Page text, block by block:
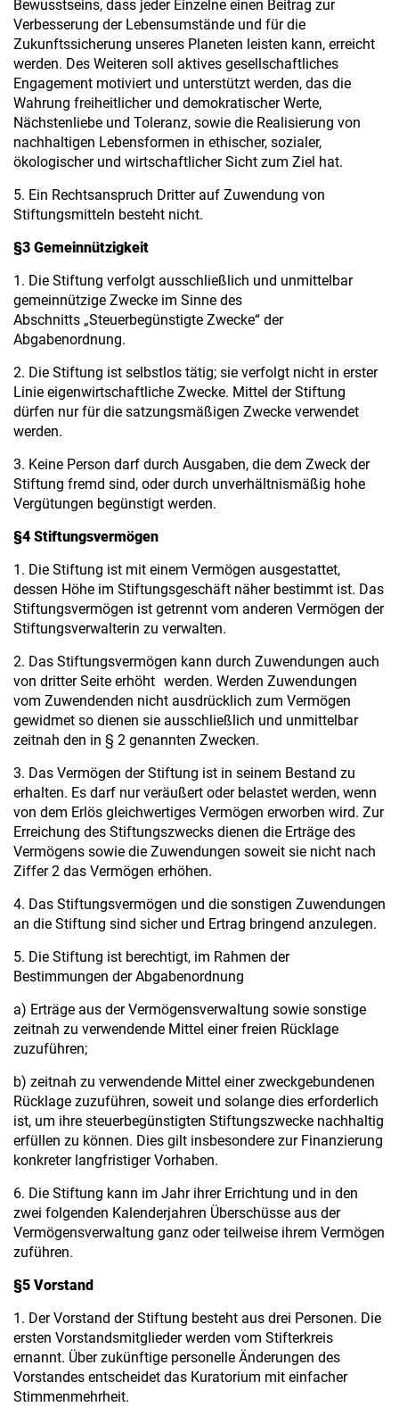
Bewusstseins, dass jeder Einzelne einen Beitrag zur
Verbesserung der Lebensumstände und für die
Zukunftssicherung unseres Planeten leisten kann, erreicht
werden. Des Weiteren soll aktives gesellschaftliches
Engagement motiviert und unterstützt werden, das die
Wahrung freiheitlicher und demokratischer Werte,
Nächstenliebe und Toleranz, sowie die Realisierung von
nachhaltigen Lebensformen in ethischer, sozialer,
ökologischer und wirtschaftlicher Sicht zum Ziel hat.
5. Ein Rechtsanspruch Dritter auf Zuwendung von
Stiftungsmitteln besteht nicht.
§3 Gemeinnützigkeit
1. Die Stiftung verfolgt ausschließlich und unmittelbar
gemeinnützige Zwecke im Sinne des
Abschnitts „Steuerbegünstigte Zwecke“ der
Abgabenordnung.
2. Die Stiftung ist selbstlos tätig; sie verfolgt nicht in erster
Linie eigenwirtschaftliche Zwecke. Mittel der Stiftung
dürfen nur für die satzungsmäßigen Zwecke verwendet
werden.
3. Keine Person darf durch Ausgaben, die dem Zweck der
Stiftung fremd sind, oder durch unverhältnismäßig hohe
Vergütungen begünstigt werden.
§4 Stiftungsvermögen
1. Die Stiftung ist mit einem Vermögen ausgestattet,
dessen Höhe im Stiftungsgeschäft näher bestimmt ist. Das
Stiftungsvermögen ist getrennt vom anderen Vermögen der
Stiftungsverwalterin zu verwalten.
2. Das Stiftungsvermögen kann durch Zuwendungen auch
von dritter Seite erhöht werden. Werden Zuwendungen
vom Zuwendenden nicht ausdrücklich zum Vermögen
gewidmet so dienen sie ausschließlich und unmittelbar
zeitnah den in § 2 genannten Zwecken.
3. Das Vermögen der Stiftung ist in seinem Bestand zu
erhalten. Es darf nur veräußert oder belastet werden, wenn
von dem Erlös gleichwertiges Vermögen erworben wird. Zur
Erreichung des Stiftungszwecks dienen die Erträge des
Vermögens sowie die Zuwendungen soweit sie nicht nach
Ziffer 2 das Vermögen erhöhen.
4. Das Stiftungsvermögen und die sonstigen Zuwendungen
an die Stiftung sind sicher und Ertrag bringend anzulegen.
5. Die Stiftung ist berechtigt, im Rahmen der
Bestimmungen der Abgabenordnung
a) Erträge aus der Vermögensverwaltung sowie sonstige
zeitnah zu verwendende Mittel einer freien Rücklage
zuzuführen;
b) zeitnah zu verwendende Mittel einer zweckgebundenen
Rücklage zuzuführen, soweit und solange dies erforderlich
ist, um ihre steuerbegünstigten Stiftungszwecke nachhaltig
erfüllen zu können. Dies gilt insbesondere zur Finanzierung
konkreter langfristiger Vorhaben.
6. Die Stiftung kann im Jahr ihrer Errichtung und in den
zwei folgenden Kalenderjahren Überschüsse aus der
Vermögensverwaltung ganz oder teilweise ihrem Vermögen
zuführen.
§5 Vorstand
1. Der Vorstand der Stiftung besteht aus drei Personen. Die
ersten Vorstandsmitglieder werden vom Stifterkreis
ernannt. Über zukünftige personelle Änderungen des
Vorstandes entscheidet das Kuratorium mit einfacher
Stimmenmehrheit.